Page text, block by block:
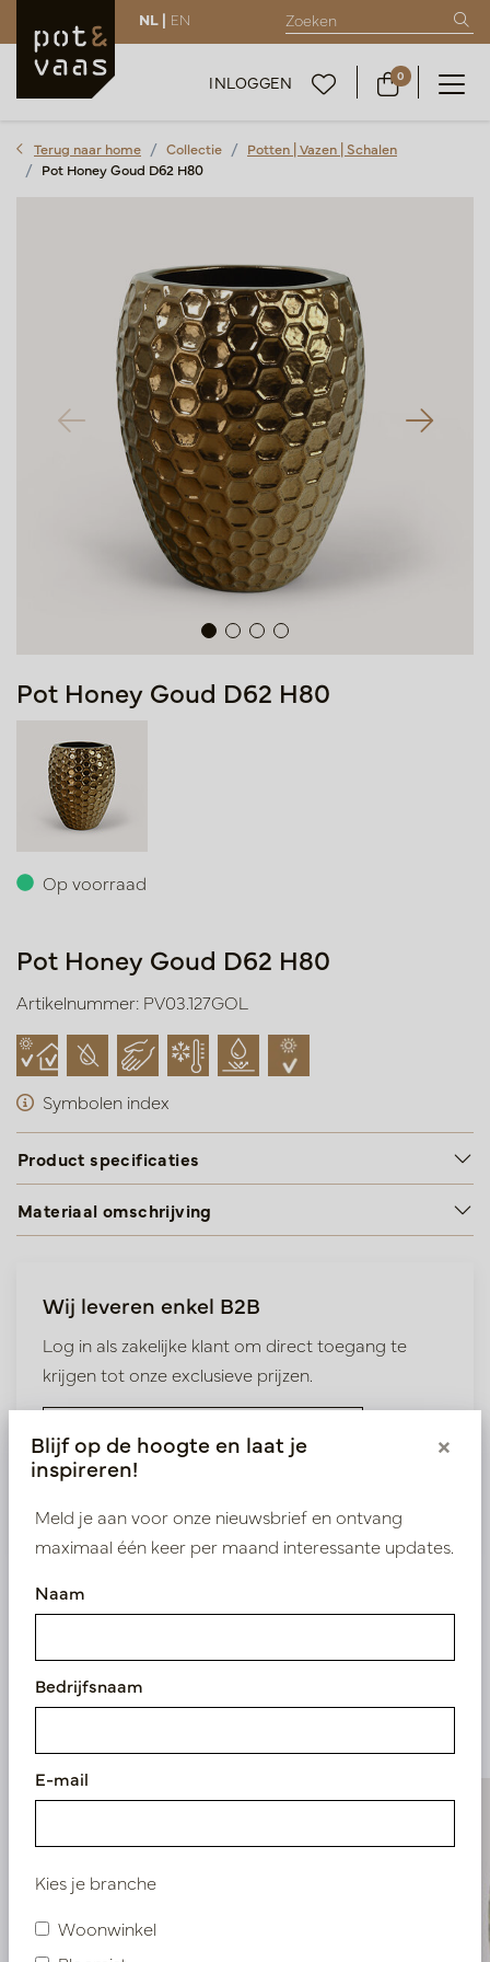
NL | EN
INLOGGEN 0
Terug naar home Collectie
Potten | Vazen | Schalen
Pot Honey Goud D62 H80
Pot Honey Goud D62 H80
Op voorraad
Pot Honey Goud D62 H80
Artikelnummer: PV03.127GOL
Symbolen index
Product specificaties
Materiaal omschrijving
Wij leveren enkel B2B
Log in als zakelijke klant om direct toegang te
krijgen tot onze exclusieve prijzen.
Bestaande klant? Log hier in
Vergelijkbare
Blijf op de hoogte en laat je
inspireren!
×
Meld je aan voor onze nieuwsbrief en ontvang
maximaal één keer per maand interessante updates.
Naam
Bedrijfsnaam
E-mail
Kies je branche
Woonwinkel